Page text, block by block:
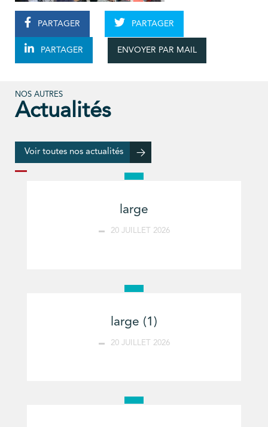
PARTAGER PARTAGER
PARTAGER ENVOYER PAR MAIL
NOS AUTRES
Actualités
Voir toutes nos actualités
large
20 JUILLET 2026
large (1)
20 JUILLET 2026